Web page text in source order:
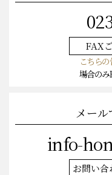
FAX
こちら
場合のみ
メー
info-
お問い合